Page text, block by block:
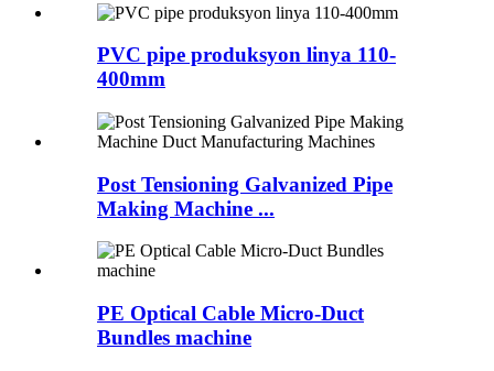
PVC pipe produksyon linya 110-
400mm
Post Tensioning Galvanized Pipe
Making Machine ...
PE Optical Cable Micro-Duct
Bundles machine